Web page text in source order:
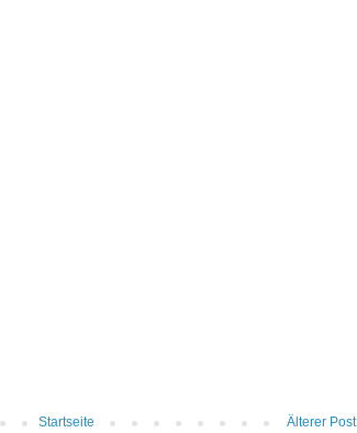
Älterer Post
Startseite